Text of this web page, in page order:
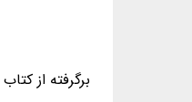
برگرفته از